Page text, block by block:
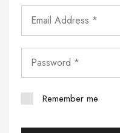
Remember me